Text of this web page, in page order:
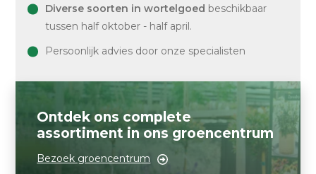
Diverse soorten in wortelgoed beschikbaar
tussen half oktober - half april.
Persoonlijk advies door onze specialisten
Ontdek ons complete
assortiment in ons groencentrum
Bezoek groencentrum